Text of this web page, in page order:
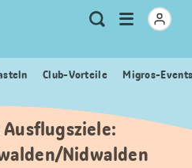
Meta
Navigation
Suche
Menu
öffnen
Club-Vorteile Migros-
Nidwalden